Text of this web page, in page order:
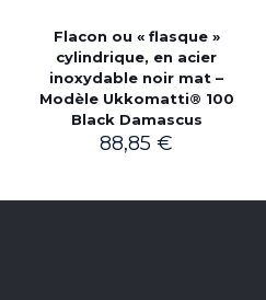
Flacon ou « flasque »
cylindrique, en acier
inoxydable noir mat –
Modèle Ukkomatti® 100
Black Damascus
88,85€